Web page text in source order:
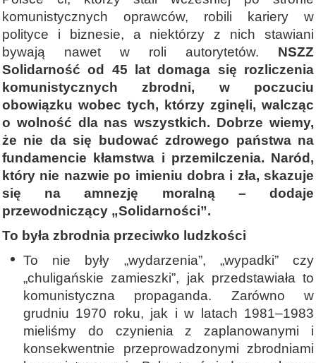
komunistycznych oprawców, robili kariery w
polityce i biznesie, a niektórzy z nich stawiani
bywają nawet w roli autorytetów. NSZZ
Solidarność od 45 lat domaga się rozliczenia
komunistycznych zbrodni, w poczuciu
obowiązku wobec tych, którzy zginęli, walcząc
o wolność dla nas wszystkich. Dobrze wiemy,
że nie da się budować zdrowego państwa na
fundamencie kłamstwa i przemilczenia. Naród,
który nie nazwie po imieniu dobra i zła, skazuje
się na amnezję moralną – dodaje
przewodniczący „Solidarności”.
To była zbrodnia przeciwko ludzkości
To nie były „wydarzenia”, „wypadki” czy
„chuligańskie zamieszki”, jak przedstawiała to
komunistyczna propaganda. Zarówno w
grudniu 1970 roku, jak i w latach 1981–1983
mieliśmy do czynienia z zaplanowanymi i
konsekwentnie przeprowadzonymi zbrodniami